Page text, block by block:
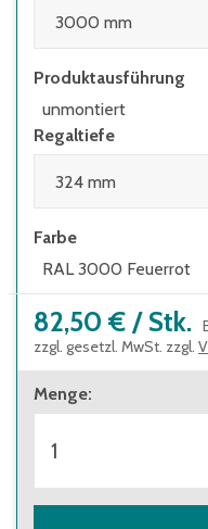
• wenn
Leitern
Produktausführung
unmontiert
Regaltiefe
Farbe
RAL 3000 Feuerrot
82,50 € / Stk.
zzgl. gesetzl. MwSt. zzgl.
Menge: